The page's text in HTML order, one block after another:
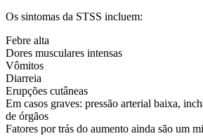
Os sintomas da STSS incluem:
Febre alta
Dores musculares intensas
Vômitos
Diarreia
Erupções cutâneas
Em casos graves: pressão arterial baixa,
de órgãos
Fatores por trás do aumento ainda são um